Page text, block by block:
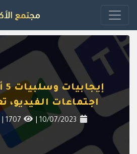
اجتماعات الفيديو،
10/07/2023
|